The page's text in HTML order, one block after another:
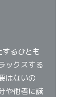
るひとも
ックスする
はないの
や他者に誠